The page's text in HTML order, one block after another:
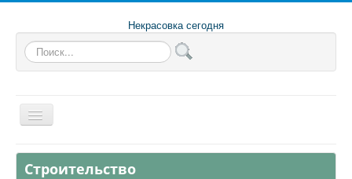
Некрасовка сегодня
Искать...
Строительство